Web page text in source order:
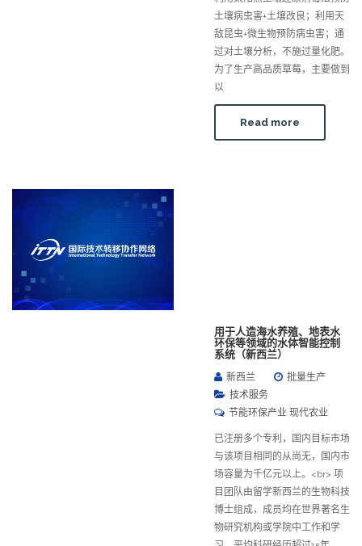
土壤病虫害+土壤改良；利用天
敌昆虫+微生物预防病虫害；通
过对土壤分析，不施过量化肥。
为了生产高品质草莓，主要做到
以
Read more
用于人造海水养殖、地表水
环保等领域的水体智能控制
系统（新西兰）
新西兰
批量生产
技术服务
节能环保产业 现代农业
已注册多个专利，国内目标市场
与该项目相同的从尚无，国内市
场容量为千亿元以上。<br> 项
目团队由留学新西兰的生物科技
博士组成，成员均在世界著名生
物研究机构或学院中工作和学